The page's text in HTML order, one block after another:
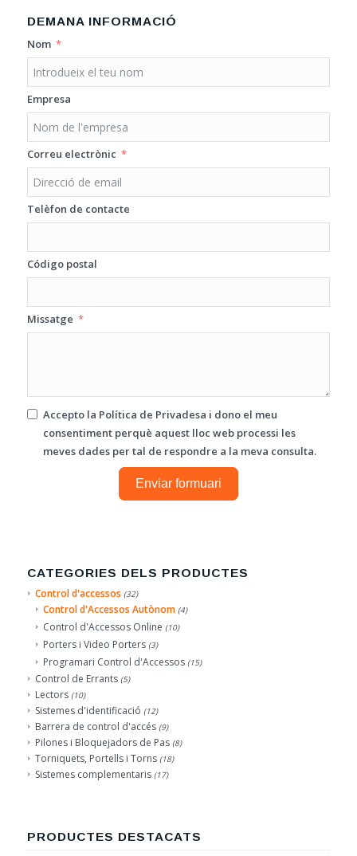
DEMANA INFORMACIÓ
Nom
Empresa
Correu electrònic
Telèfon de contacte
Código postal
Missatge
Accepto la Política de Privadesa i dono el meu
consentiment perquè aquest lloc web processi les
meves dades per tal de respondre a la meva consulta.
Enviar formuari
CATEGORIES DELS PRODUCTES
Control d'accessos (32)
Control d'Accessos Autònom (4)
Control d'Accessos Online (10)
Porters i Video Porters (3)
Programari Control d'Accessos (15)
Control de Errants (5)
Lectors (10)
Sistemes d'identificació (12)
Barrera de control d'accés (9)
Pilones i Bloquejadors de Pas (8)
Torniquets, Portells i Torns (18)
Sistemes complementaris (17)
PRODUCTES DESTACATS